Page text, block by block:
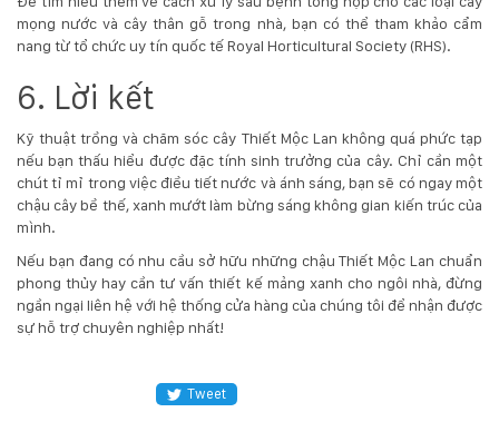
mọng nước và cây thân gỗ trong nhà, bạn có thể tham khảo cẩm
nang từ tổ chức uy tín quốc tếRoyal Horticultural Society (RHS).
6. Lời kết
Kỹ thuật trồng và chăm sóc cây Thiết Mộc Lan không quá phức tạp
nếu bạn thấu hiểu được đặc tính sinh trưởng của cây. Chỉ cần một
chút tỉ mỉ trong việc điều tiết nước và ánh sáng, bạn sẽ có ngay một
chậu cây bề thế, xanh mướt làm bừng sáng không gian kiến trúc của
mình.
Nếu bạn đang có nhu cầu sở hữu những chậu Thiết Mộc Lan chuẩn
phong thủy hay cần tư vấn thiết kế mảng xanh cho ngôi nhà, đừng
ngần ngại liên hệ với hệ thống cửa hàng của chúng tôi để nhận được
sự hỗ trợ chuyên nghiệp nhất!
Tweet